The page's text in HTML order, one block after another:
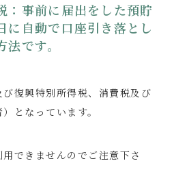
：事前に届出をした預貯
に自動で口座引き落とし
です。
復興特別所得税、消費税及び
となっています。
できませんのでご注意下さ